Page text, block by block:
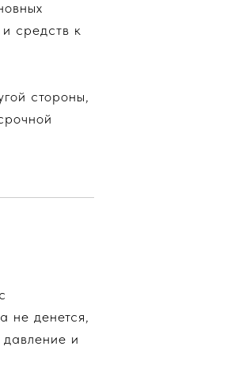
средств к
стороны,
не денется,
и